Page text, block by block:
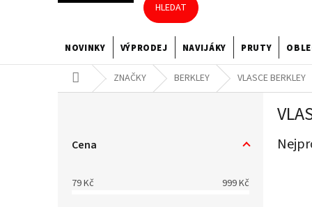
HLEDAT
NOVINKY VÝPRODEJ NAVIJÁKY PRUTY
Domů ZNAČKY BERKLEY VLASCE BERKLEY
Cena
79Kč 999Kč